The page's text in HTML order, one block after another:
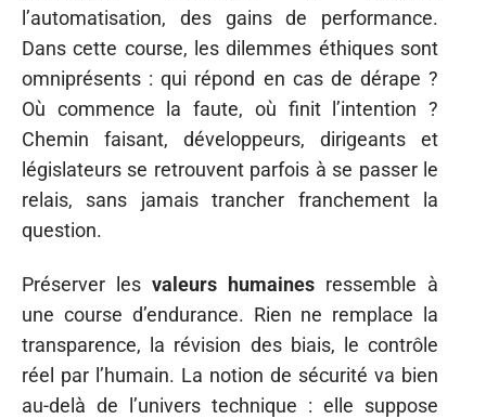
l’automatisation, des gains de performance.
Dans cette course, les dilemmes éthiques sont
omniprésents : qui répond en cas de dérape ?
Où commence la faute, où finit l’intention ?
Chemin faisant, développeurs, dirigeants et
législateurs se retrouvent parfois à se passer le
relais, sans jamais trancher franchement la
question.
Préserver les valeurs humaines ressemble à
une course d’endurance. Rien ne remplace la
transparence, la révision des biais, le contrôle
réel par l’humain. La notion de sécurité va bien
au-delà de l’univers technique : elle suppose